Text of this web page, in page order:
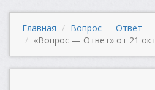
Главная
Вопрос — Ответ
«Вопрос — Ответ» от 21